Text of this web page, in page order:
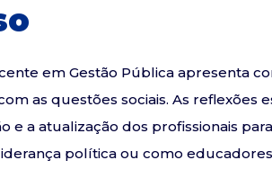
em Gestão Pública apresenta
as questões sociais. As reflexões
e a atualização dos profissionais
política ou como